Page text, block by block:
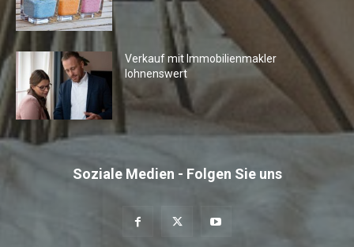
Verkauf mit Immobilienmakler
lohnenswert
Soziale Medien - Folgen Sie uns